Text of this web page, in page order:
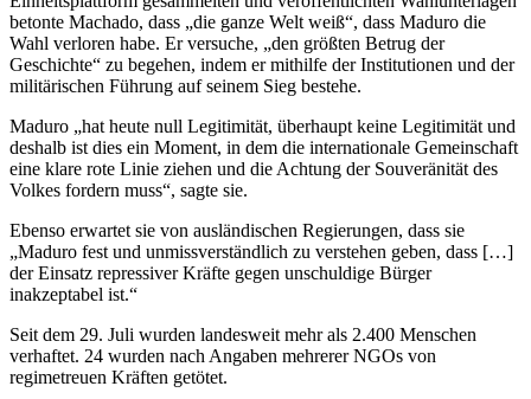
betonte Machado, dass „die ganze Welt weiß“, dass Maduro die
Wahl verloren habe. Er versuche, „den größten Betrug der
Geschichte“ zu begehen, indem er mithilfe der Institutionen und der
militärischen Führung auf seinem Sieg bestehe.
Maduro „hat heute null Legitimität, überhaupt keine Legitimität und
deshalb ist dies ein Moment, in dem die internationale Gemeinschaft
eine klare rote Linie ziehen und die Achtung der Souveränität des
Volkes fordern muss“, sagte sie.
Ebenso erwartet sie von ausländischen Regierungen, dass sie
„Maduro fest und unmissverständlich zu verstehen geben, dass […]
der Einsatz repressiver Kräfte gegen unschuldige Bürger
inakzeptabel ist.“
Seit dem 29. Juli wurden landesweit mehr als 2.400 Menschen
verhaftet. 24 wurden nach Angaben mehrerer NGOs von
regimetreuen Kräften getötet.